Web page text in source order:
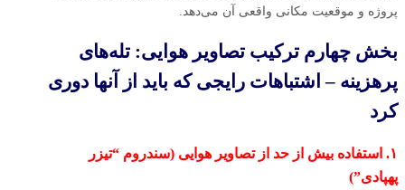
پروژه و موقعیت مکانی واقعی آن می‌دهد.
بخش چهارم ترکیب تصاویر هوایی: تله‌های
پرهزینه – اشتباهات رایجی که باید از آنها دوری
کرد
۱. استفاده بیش از حد از تصاویر هوایی (سندروم “تیزر
پهپادی”)